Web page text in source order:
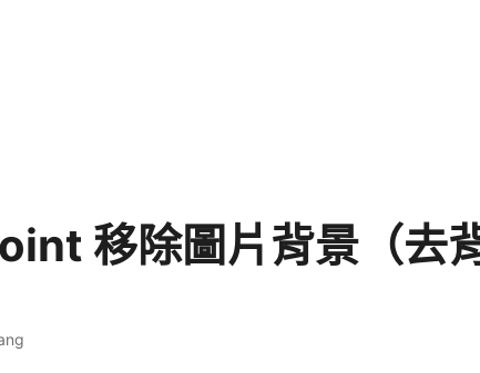
移除圖片背景（去